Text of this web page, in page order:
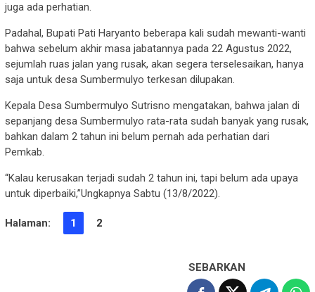
juga ada perhatian.
Padahal, Bupati Pati Haryanto beberapa kali sudah mewanti-wanti
bahwa sebelum akhir masa jabatannya pada 22 Agustus 2022,
sejumlah ruas jalan yang rusak, akan segera terselesaikan, hanya
saja untuk desa Sumbermulyo terkesan dilupakan.
Kepala Desa Sumbermulyo Sutrisno mengatakan, bahwa jalan di
sepanjang desa Sumbermulyo rata-rata sudah banyak yang rusak,
bahkan dalam 2 tahun ini belum pernah ada perhatian dari
Pemkab.
“Kalau kerusakan terjadi sudah 2 tahun ini, tapi belum ada upaya
untuk diperbaiki,”Ungkapnya Sabtu (13/8/2022).
Halaman: 1 2
SEBARKAN